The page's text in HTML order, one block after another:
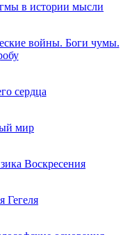
в истории мысли
войны. Боги чумы.
сердца
мир
Воскресения
Гегеля